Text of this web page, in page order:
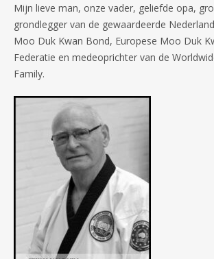
Mijn lieve man, onze vader, geliefde opa,
grondlegger van de gewaardeerde
Moo Duk Kwan Bond, Europese Moo Duk
Federatie en medeoprichter van de
Family.